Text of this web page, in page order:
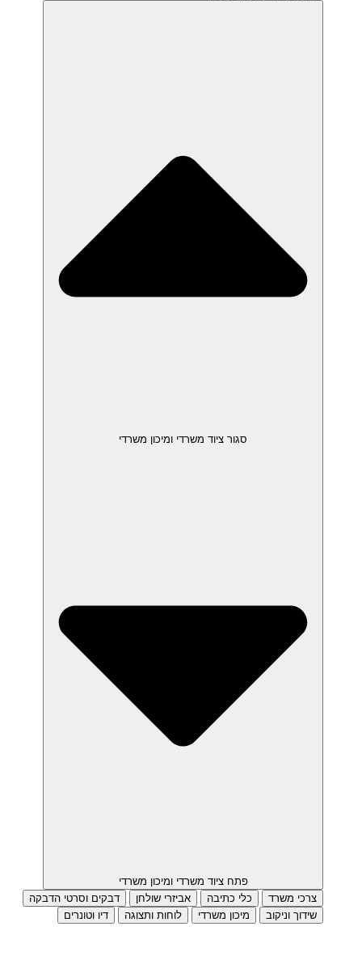
סגור ציוד משרדי ומיכון משרדי
פתח ציוד משרדי ומיכון משרדי
צרכי משרד
כלי כתיבה אביזרי שולחן
דבקים וסרטי הדבקה
שידוך וניקוב
מיכון משרדי לוחות ותצוגה דיו וטונרים